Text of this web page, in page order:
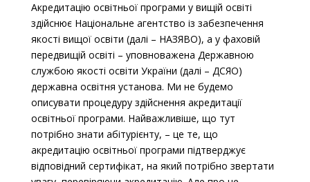
Акредитацію освітньої програми у вищій освіті
здійснює Національне агентство із забезпечення
якості вищої освіти (далі – НАЗЯВО), а у фаховій
передвищій освіті – уповноважена Державною
службою якості освіти України (далі – ДСЯО)
державна освітня установа. Ми не будемо
описувати процедуру здійснення акредитації
освітньої програми. Найважливіше, що тут
потрібно знати абітурієнту, – це те, що
акредитацію освітньої програми підтверджує
відповідний сертифікат, на який потрібно звертати